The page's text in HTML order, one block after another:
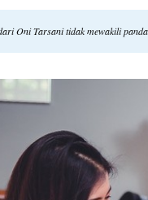
Oni Tarsani tidak mewakili